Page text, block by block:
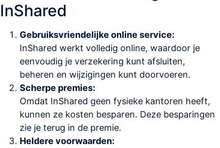
InShared
Gebruiksvriendelijke online service:
InShared werkt volledig online, waardoor je
eenvoudig je verzekering kunt afsluiten,
beheren en wijzigingen kunt doorvoeren.
Scherpe premies:
Omdat InShared geen fysieke kantoren heeft,
kunnen ze kosten besparen. Deze besparingen
zie je terug in de premie.
Heldere voorwaarden: